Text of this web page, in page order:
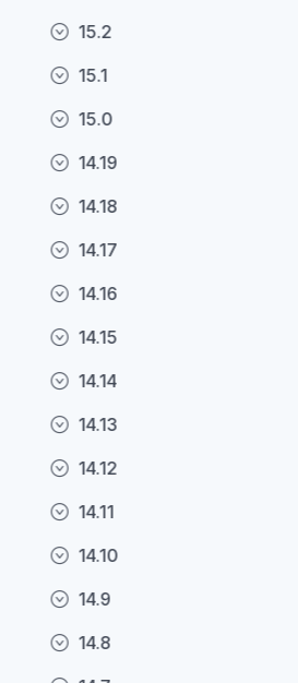
15.2
15.1
15.0
14.19
14.18
14.17
14.16
14.15
14.14
14.13
14.12
14.11
14.10
14.9
14.8